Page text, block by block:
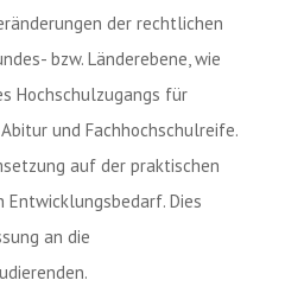
der rechtlichen
bzw. Länderebene, wie
Hochschulzugangs für
und Fachhochschulreife.
auf der praktischen
Dies
an die